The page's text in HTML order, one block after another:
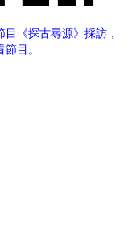
《探古尋源》採訪，
目。